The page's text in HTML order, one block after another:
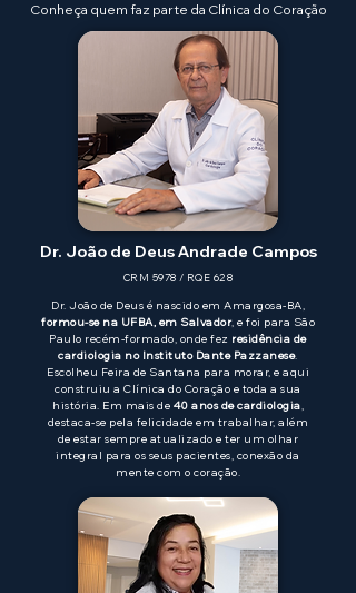
Conheça quem faz parte da Clínica do Coração
Dr. João de Deus Andrade Campos
CRM 5978 / RQE 628
Dr. João de Deus é nascido em Amargosa-BA,
formou-se na UFBA, em Salvador, e foi para São
Paulo recém-formado, onde fez residência de
cardiologia no Instituto Dante Pazzanese.
Escolheu Feira de Santana para morar, e aqui
construiu a Clínica do Coração e toda a sua
história. Em mais de 40 anos de cardiologia,
destaca-se pela felicidade em trabalhar, além
de estar sempre atualizado e ter um olhar
integral para os seus pacientes, conexão da
mente com o coração.